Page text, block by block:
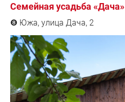
Семейная усадьба «Дача»
❽ Южа, улица Дача, 2